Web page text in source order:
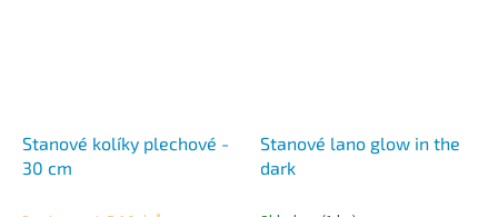
Stanové kolíky plechové -
30 cm
Stanové lano glow in the
dark